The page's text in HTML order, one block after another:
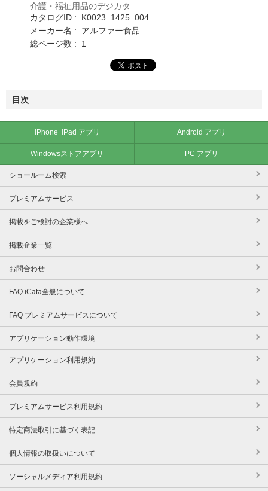
介護・福祉用品のデジカタ
カタログID : K0023_1425_004
メーカー名 : アルファー食品
総ページ数 : 1
目次
iPhone･iPad アプリ Android アプリ
Windowsストアアプリ PC アプリ
ショールーム検索
プレミアムサービス
掲載をご検討の企業様へ
掲載企業一覧
お問合わせ
FAQ iCata全般について
FAQ プレミアムサービスについて
アプリケーション動作環境
アプリケーション利用規約
会員規約
プレミアムサービス利用規約
特定商法取引に基づく表記
個人情報の取扱いについて
ソーシャルメディア利用規約